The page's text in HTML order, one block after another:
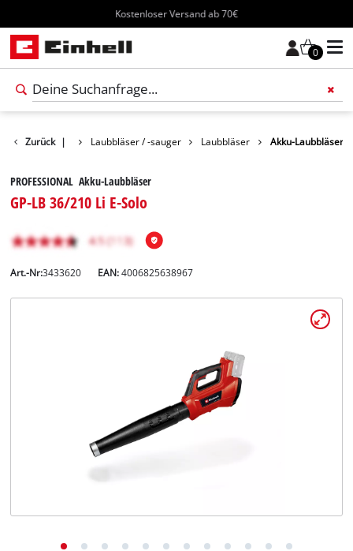
Kostenloser Versand ab 70€
0
Zurück |
Garten Laubbläser / -sauger Laubbläser Akku-Laubbläser
PROFESSIONAL Akku-Laubbläser
GP-LB 36/210 Li E-Solo
Art.-Nr:3433620 EAN:4006825638967